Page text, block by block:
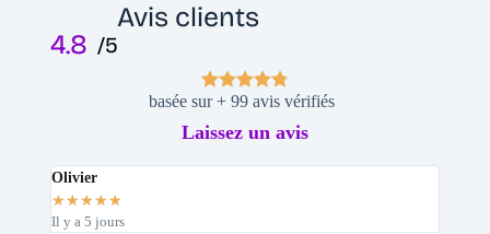
Avis clients
4.8 /5
basée sur + 99 avis vérifiés
Laissez un avis
Olivier
★★★★★
Il y a 5 jours